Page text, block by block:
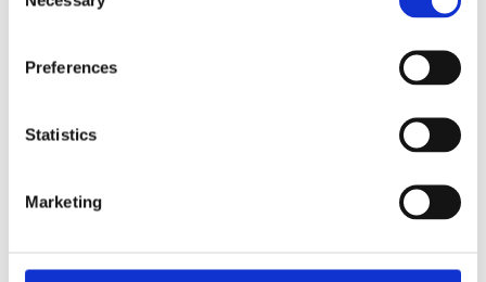
Selection
Preferences
Statistics
Marketing
van Peter van ’t Veer, hbo-student
Hogeschool.
en Siemen Stoute, hbo-studenten
Mainport Institute) en Algenkwekerij op de
Noordzee (Stef van Ruiten, Clint de Bruin,
Maritieme Techniek aan het Rotterdam